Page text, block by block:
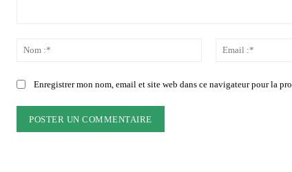
Enregistrer mon nom, email et site web dans ce navigateur pour la